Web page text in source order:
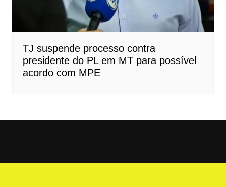
TJ suspende processo contra
presidente do PL em MT para possível
acordo com MPE